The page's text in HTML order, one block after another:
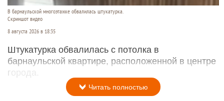
В барнаульской многоэтажке обвалилась штукатурка.
Скриншот видео
8 августа 2026 в 18:35
Штукатурка обвалилась с потолка в
барнаульской квартире, расположенной в центре
города.
Читать полностью